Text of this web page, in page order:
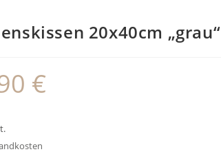
20x40cm „grau“
€